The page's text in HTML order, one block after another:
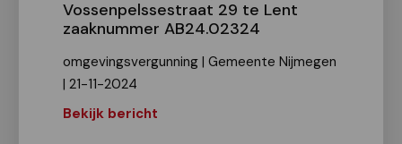
Vossenpelssestraat 29 te Lent
zaaknummer AB24.02324
omgevingsvergunning | Gemeente Nijmegen
| 21-11-2024
Bekijk bericht